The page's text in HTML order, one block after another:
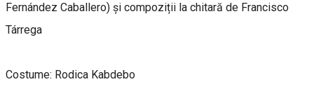
Fernández Caballero) și compoziții la chitară de Francisco
Tárrega
Costume: Rodica Kabdebo